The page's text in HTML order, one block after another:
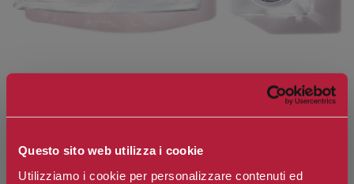
Questo sito web utilizza i cookie
Utilizziamo i cookie per personalizzare contenuti ed
LANCOME
Parfum